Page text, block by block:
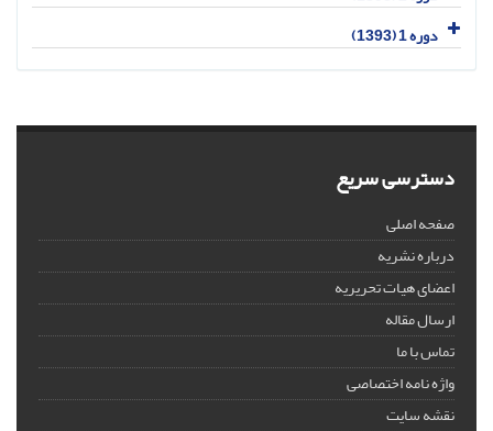
دوره 1 (1393)
دسترسی سریع
صفحه اصلی
درباره نشریه
اعضای هیات تحریریه
ارسال مقاله
تماس با ما
واژه نامه اختصاصی
نقشه سایت